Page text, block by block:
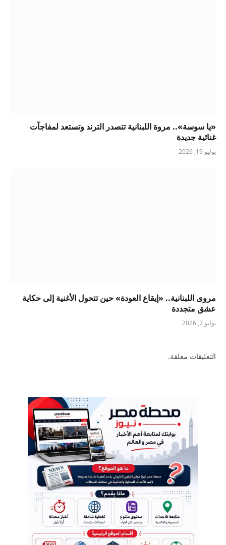
«يا سوسة».. مروة اللبنانية تتصدر الترند وتستعد لمفاجآت
غنائية جديدة
يوليو 19, 2026
مروى اللبنانية.. «إيقاع العودة» حين تتحول الأغنية إلى حكاية
عشق متجددة
يوليو 7, 2026
التعليقات مغلقة.